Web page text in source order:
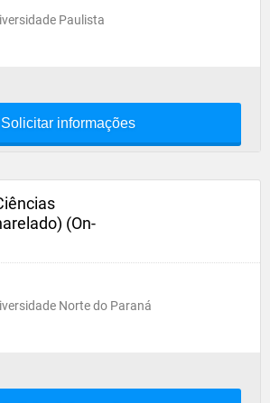
Paulista
Solicitar informações
(On-
Norte do Paraná